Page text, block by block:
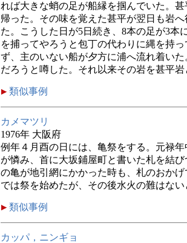
れば大きな蛸の足が船縁を掴んでいた。
帰った。その味を覚えた甚平が翌日も岩
た。こうした日が5日続き、8本の足が3本
を捕ってやろうと包丁の代わりに縄を持
ず、主のいない船が夕方に浦へ流れ着い
だろうと噂した。それ以来その岩を甚平岩
類似事例
カメマツリ
1976年 大阪府
例年４月酉の日には、亀祭をする。元禄
が憐み、首に大坂鋪屋町と書いた札を結
の亀が地引網にかかった時も、札のおか
では祭を始めたが、その後水火の難はない
類似事例
カッパ，ニンギョ